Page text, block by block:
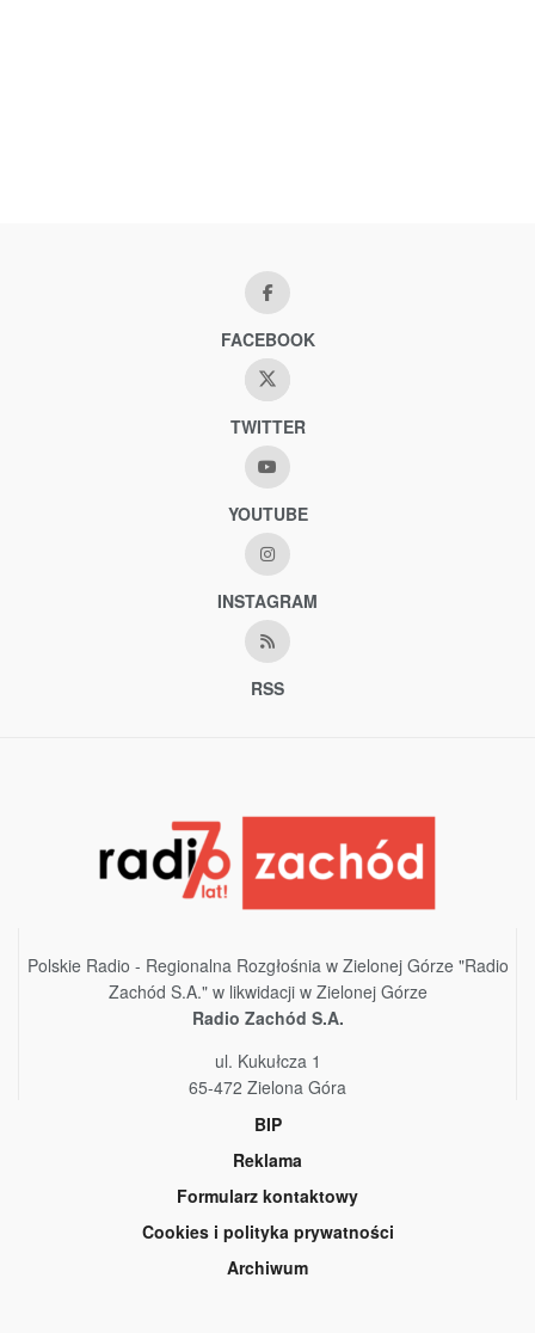
FACEBOOK
TWITTER
YOUTUBE
INSTAGRAM
RSS
Polskie Radio - Regionalna Rozgłośnia w Zielonej Górze "Radio
Zachód S.A." w likwidacji w Zielonej Górze
Radio Zachód S.A.
ul. Kukułcza 1
65-472 Zielona Góra
BIP
Reklama
Formularz kontaktowy
Cookies i polityka prywatności
Archiwum